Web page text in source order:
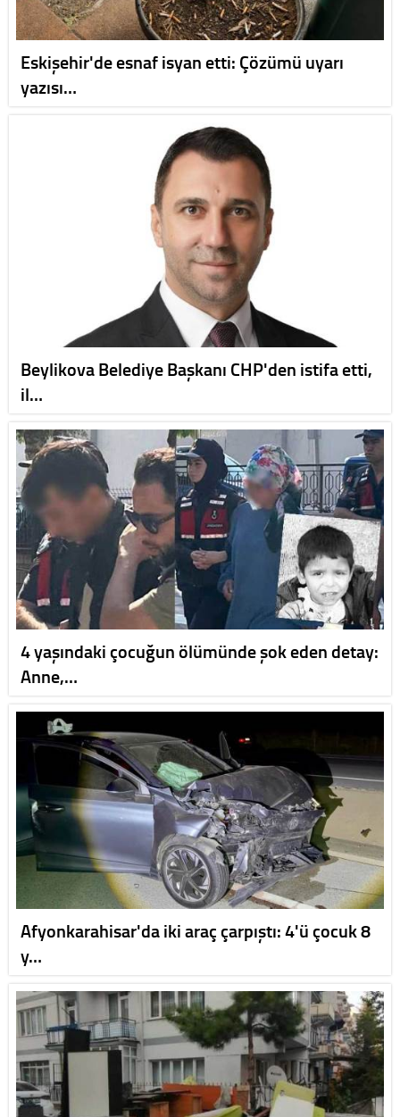
Eskişehir'de esnaf isyan etti: Çözümü uyarı
yazısı…
Beylikova Belediye Başkanı CHP'den istifa etti,
il…
4 yaşındaki çocuğun ölümünde şok eden detay:
Anne,…
Afyonkarahisar'da iki araç çarpıştı: 4'ü çocuk 8
y…